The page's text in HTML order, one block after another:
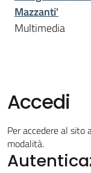
Novità
Menu selezionato
Vivere
Casalfiumanese
Mazzanti'
Multimedia
Accedi
Per accedere al sito
modalità.